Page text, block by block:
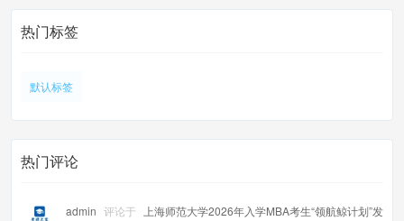
热门标签
默认标签
热门评论
admin 评论于
上海师范大学2026年入学MBA考生“领航鲸计划”发